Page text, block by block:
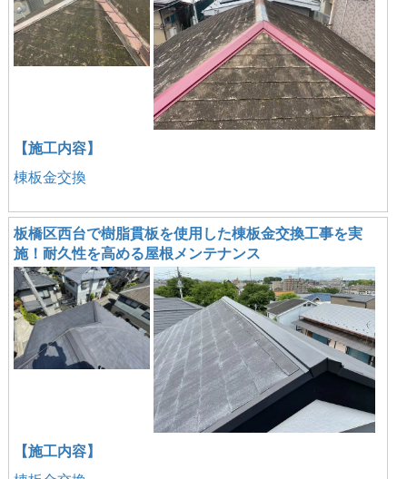
【施工内容】
棟板金交換
板橋区西台で樹脂貫板を使用した棟板金交換工事を実
施！耐久性を高める屋根メンテナンス
【施工内容】